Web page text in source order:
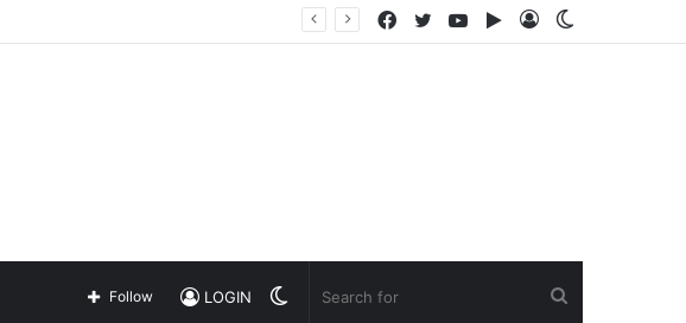
Log
Google
YouTube
Twitter
Facebook
Switch
LOGIN
Follow